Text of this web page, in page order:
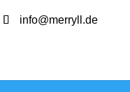
info@merryll.de